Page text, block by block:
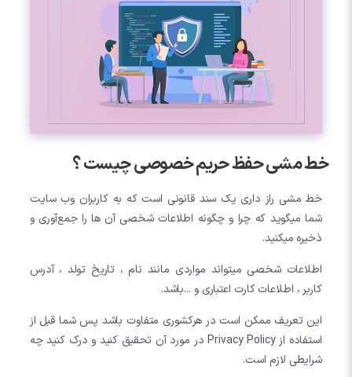
خط مشی حفظ حریم خصوصی چیست ؟
خط مشی راز داری یک سند قانونی است که به کاربران وب سایت
شما میگوید که چرا و چگونه اطلاعات شخصی آن ها را جمع‌آوری و
ذخیره میکنید.
اطلاعات شخصی میتواند مواردی مانند نام ، تاریخ تولد ، آدرس
کاربر ، اطلاعات کارت اعتباری و ...باشد.
این تعریف ممکن است در هرکشوری متفاوت باشد پس شما قبل از
استفاده از Privacy Policy در مورد آن تحقیق کنید و درک کنید چه
شرایطی لازم است.